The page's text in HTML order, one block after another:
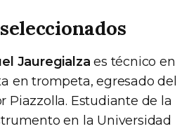
Jauregialza es técnico en
en trompeta, egresado del
Piazzolla. Estudiante de la
en la Universidad